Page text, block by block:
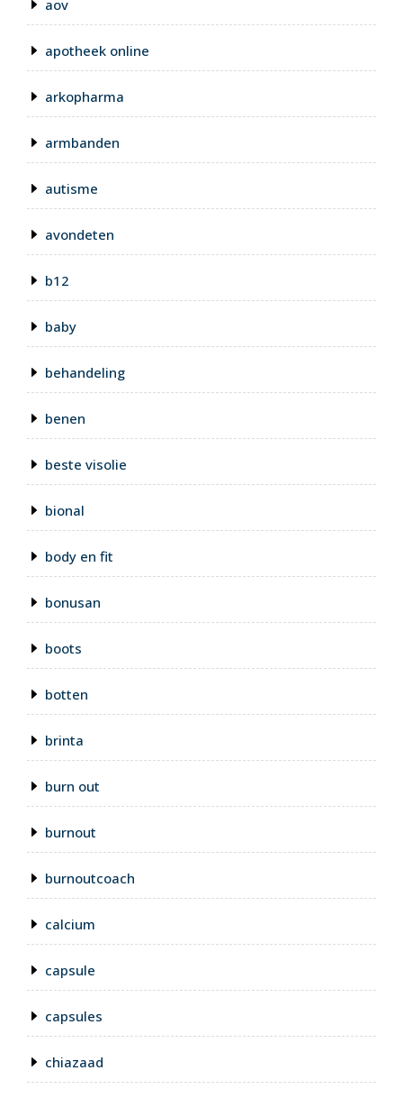
aov
apotheek online
arkopharma
armbanden
autisme
avondeten
b12
baby
behandeling
benen
beste visolie
bional
body en fit
bonusan
boots
botten
brinta
burn out
burnout
burnoutcoach
calcium
capsule
capsules
chiazaad